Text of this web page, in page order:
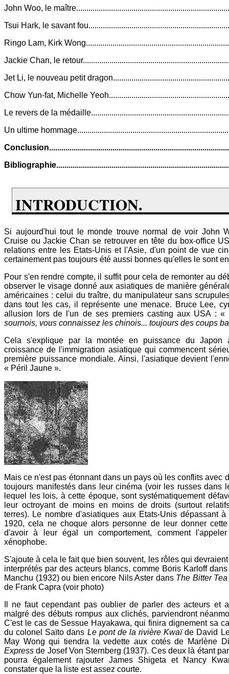
John Woo, le
Tsui Hark, le savant
Ringo Lam, Kirk
Jackie Chan, le
Jet Li, le nouveau petit
Chow Yun-fat, Michelle
Le revers de la
Un ultime
INTRODUCTION.
Si aujourd'hui tout le monde trouve normal de voir John
Cruise ou Jackie Chan se retrouver en tête du box-office
relations entre les Etats-Unis et l'Asie, d'un point de vue
certainement pas toujours été aussi bonnes qu'elles le sont
Pour s'en rendre compte, il suffit pour cela de remonter au
observer le visage donné aux asiatiques de manière
américaines : celui du traître, du manipulateur sans
dans tout les cas, il représente une menace. Bruce Lee,
allusion lors de l'un de ses premiers casting aux USA : «
sournois, vous connaissez les chinois... toujours des coups
Cela s'explique par la montée en puissance du Japon
croissance de l'immigration asiatique qui commencent
première puissance mondiale. Ainsi, l'asiatique devient
« Péril Jaune ».
Mais ce n'est pas étonnant dans un pays où les conflits avec
toujours manifestés dans leur cinéma (voir les russes dans
lequel les lois, à cette époque, sont systématiquement
leur octroyant de moins en moins de droits (surtout
terres). Le nombre d'asiatiques aux Etats-Unis dépassant
1920, cela ne choque alors personne de leur donner
d'avoir à leur égal un comportement, comment l'appeler
xénophobe.
S'ajoute à cela le fait que bien souvent, les rôles qui
interprétés par des acteurs blancs, comme Boris Karloff
Manchu (1932) ou bien encore Nils Aster dans The Bitter
de Frank Capra (voir photo)
Il ne faut cependant pas oublier de parler des acteurs et
malgré des débuts rompus aux clichés, parviendront
C'est le cas de Sessue Hayakawa, qui finira dignement sa
du colonel Saïto dans Le pont de la rivière Kwaïde David
May Wong qui tiendra la vedette aux cotés de Marlène
Express de Josef Von Sternberg (1937). Ces deux là étant
pourra également rajouter James Shigeta et Nancy
constater que la liste est assez courte.